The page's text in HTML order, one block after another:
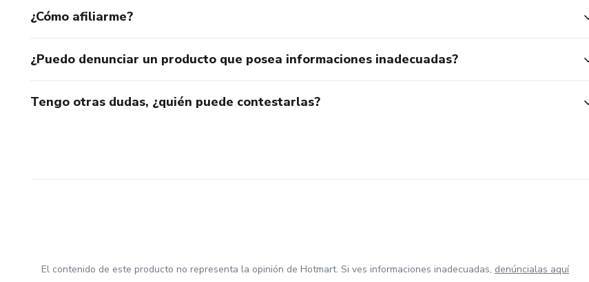
¿Cómo afiliarme?
¿Puedo denunciar un producto que posea informaciones inadecuadas?
Tengo otras dudas, ¿quién puede contestarlas?
El contenido de este producto no representa la opinión de Hotmart. Si ves informaciones inadecuadas, denúncialas aquí